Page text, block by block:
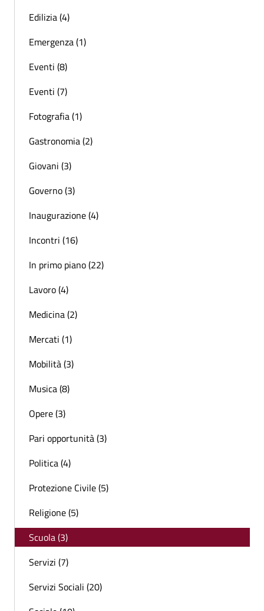
Edilizia (4)
Emergenza (1)
Eventi (8)
Eventi (7)
Fotografia (1)
Gastronomia (2)
Giovani (3)
Governo (3)
Inaugurazione (4)
Incontri (16)
In primo piano (22)
Lavoro (4)
Medicina (2)
Mercati (1)
Mobilità (3)
Musica (8)
Opere (3)
Pari opportunità (3)
Politica (4)
Protezione Civile (5)
Religione (5)
Scuola (3)
Servizi (7)
Servizi Sociali (20)